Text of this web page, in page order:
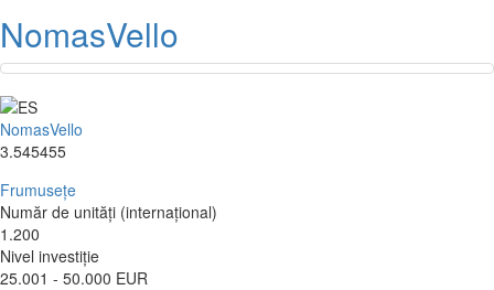
NomasVello
NomasVello
3.545455
Frumusețe
Număr de unități (internațional)
1.200
Nivel investiție
25.001 - 50.000 EUR